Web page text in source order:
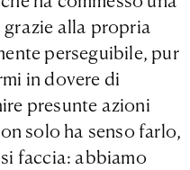
alla propria
perseguibile, pur
in dovere di
presunte azioni
solo ha senso farlo,
faccia: abbiamo